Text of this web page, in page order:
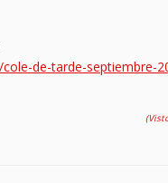
de-tarde-septiembre-